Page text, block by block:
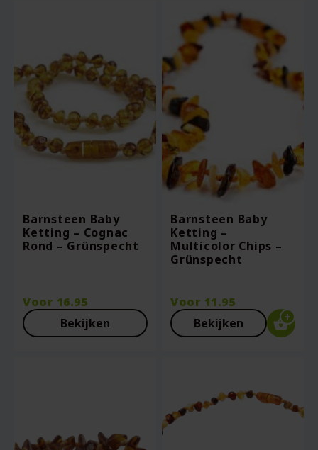
Barnsteen Baby
Ketting – Cognac
Rond – Grünspecht
Voor 16.95
Bekijken
Barnsteen Baby
Ketting –
Multicolor Chips –
Grünspecht
Voor 11.95
Bekijken